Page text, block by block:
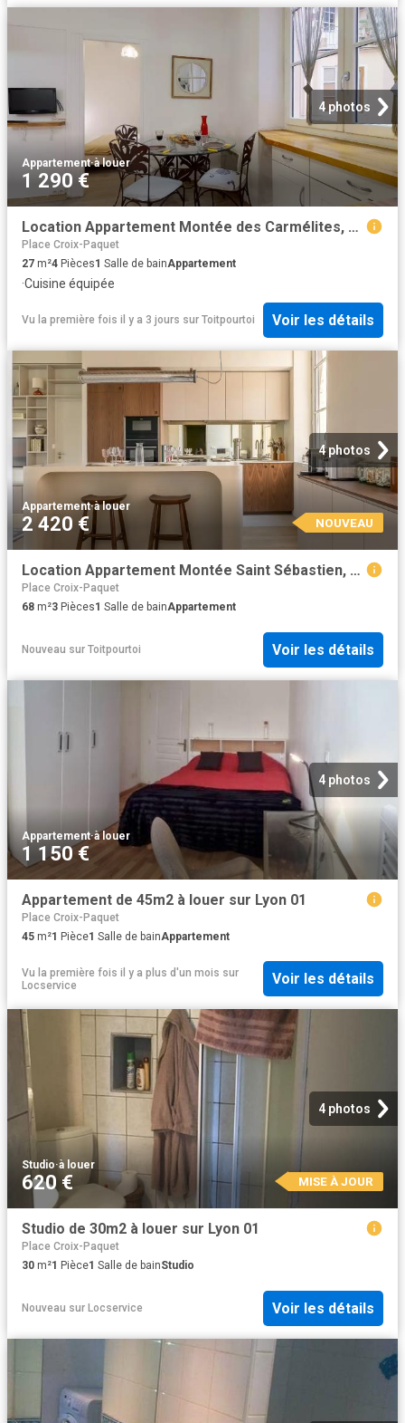
4 photos
Appartement·à louer
1 290 €
Location Appartement Montée des Carmélites, Lyon
Place Croix-Paquet
27 m²4 Pièces1 Salle de bainAppartement
·Cuisine équipée
Vu la première fois il y a 3 jours sur Toitpourtoi Voir les détails
4 photos
Appartement·à louer
2 420 € NOUVEAU
Location Appartement Montée Saint Sébastien, Lyon
Place Croix-Paquet
68 m²3 Pièces1 Salle de bainAppartement
Nouveau sur Toitpourtoi Voir les détails
4 photos
Appartement·à louer
1 150 €
Appartement de 45m2 à louer sur Lyon 01
Place Croix-Paquet
45 m²1 Pièce1 Salle de bainAppartement
Vu la première fois il y a plus d'un mois sur
Locservice
Voir les détails
4 photos
Studio·à louer
620 € MISE À JOUR
Studio de 30m2 à louer sur Lyon 01
Place Croix-Paquet
30 m²1 Pièce1 Salle de bainStudio
Nouveau sur Locservice Voir les détails